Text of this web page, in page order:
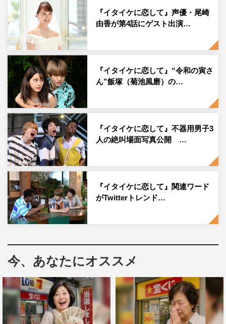
日本テレビ系
毎週木曜 後11・59～深0・54
（第5話は深0・09～1・04放送）
Sexy Zone
イタイケに恋して 渡辺大知
菊池風磨
『イタイケに恋して』声優・尾崎
由香が第4話にゲスト出演…
『イタイケに恋して』“令和の寅さ
ん”飯塚（菊池風磨）の…
『イタイケに恋して』不器用男子3
人の絶叫場面写真公開 …
『イタイケに恋して』関連ワード
がTwitterトレンド…
今、あなたにオススメ